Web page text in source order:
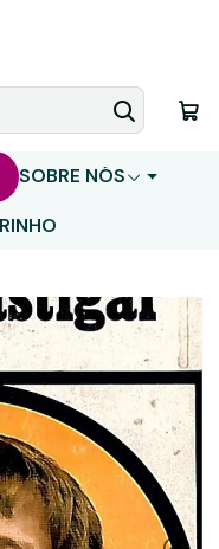
SOBRE NÓS